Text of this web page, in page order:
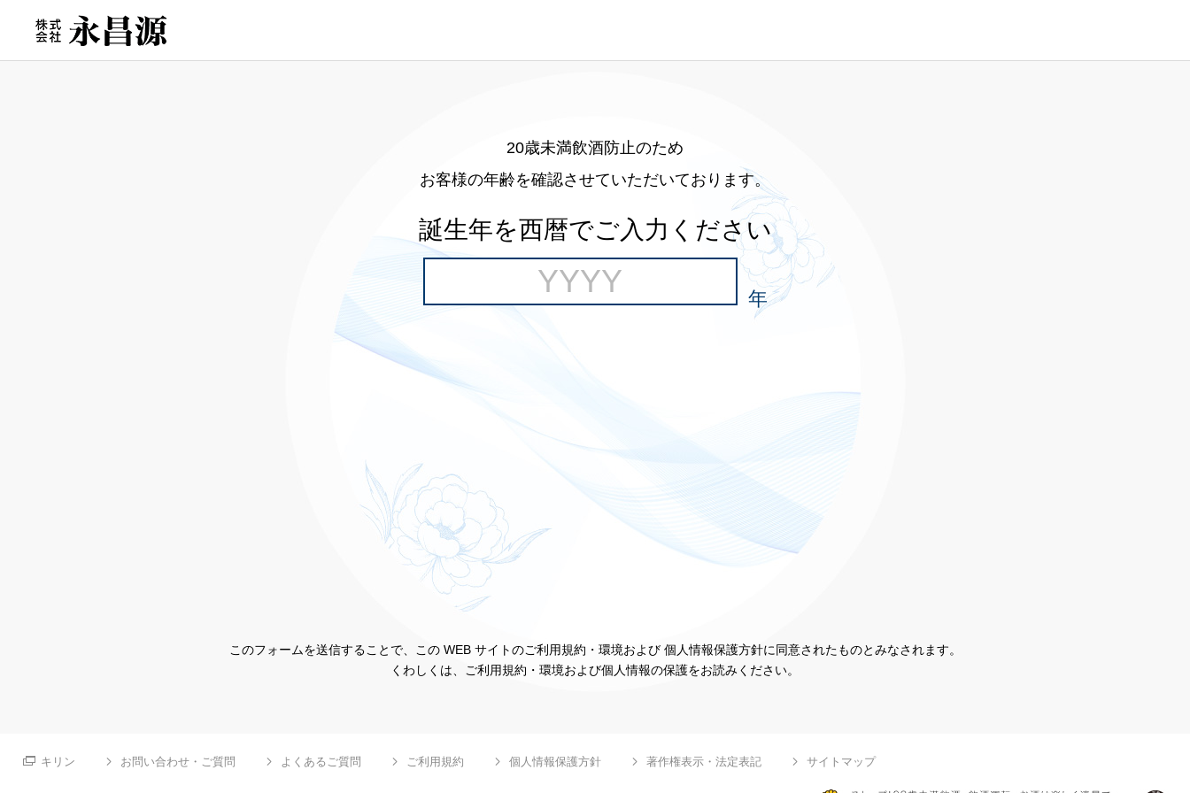
20歳未満飲酒防止のため
お客様の年齢を確認させていただいております。
誕生年を西暦でご入力ください
年
このフォームを送信することで、この WEB サイトのご利用規約・環境および 個人情報保護方針に同意されたものとみなされます。
くわしくは、ご利用規約・環境および個人情報の保護をお読みください。
キリン お問い合わせ・ご質問 よくあるご質問 ご利用規約 個人情報保護方針 著作権表示・法定表記 サイトマップ